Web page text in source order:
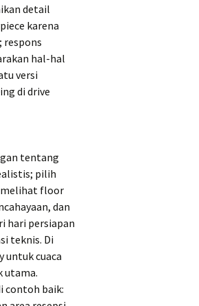
detail
karena
respons
hal-hal
versi
di drive
tentang
pilih
melihat floor
dan
hari persiapan
teknis. Di
untuk cuaca
utama.
contoh baik: